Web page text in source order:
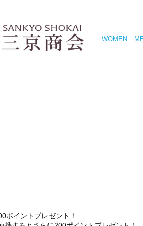
WOMEN
ポイントプレゼント！